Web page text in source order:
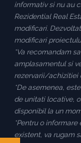
informativ si nu au
Rezidential Real
modificari.
modificari
*Va recomandam
amplasamentul si
rezervarii/achizitiei
*De asemenea,
de unitati locative,
disponibil la un
*Pentru o
existent, va rugam